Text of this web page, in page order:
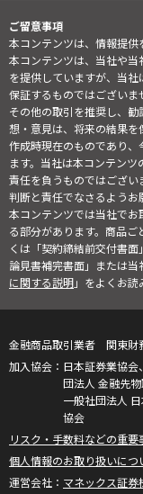
ご留意事項
本コンテンツは、情報提供
本コンテンツは、当社や
を提供していますが、当
保証するものではございま
その他の取引を推奨し、
想・意見は、将来の結果
作成時現在のものであり
ます。当社は本コンテン
責任を負うものではござ
判断と責任でなさるようお
本コンテンツでは当社で
る部分があります。商品
くは「契約締結前交付書
論見書補完書面」または
に関する説明」をよくお読
金融商品取引業者 関東財
日本証券業協
団法人 金融先物
一般社団法人
協会
リスク・手数料などの重要
個人情報のお取り扱いにつ
マネックス証券